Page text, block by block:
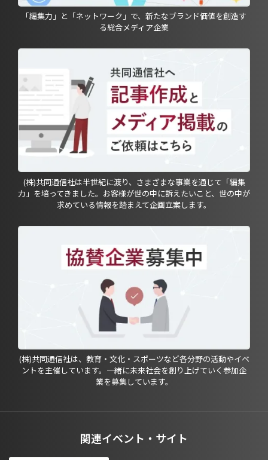
「編集力」と「ネットワーク」で、新たなブランド価値を創造す
る総合メディア企業
(株)共同通信社は半世紀に渡り、さまざまな事業を通じて「編集
力」を培ってきました。お客様が世の中に訴えたいこと、世の中が
求めている情報を踏まえて企画立案します。
(株)共同通信社は、教育・文化・スポーツなど各分野の活動やイベ
ントを主催しています。一緒に未来社会を創り上げていく参加企
業を募集しています。
関連イベント・サイト